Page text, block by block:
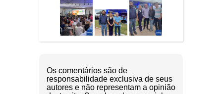
Os comentários são de
responsabilidade exclusiva de seus
autores e não representam a opinião